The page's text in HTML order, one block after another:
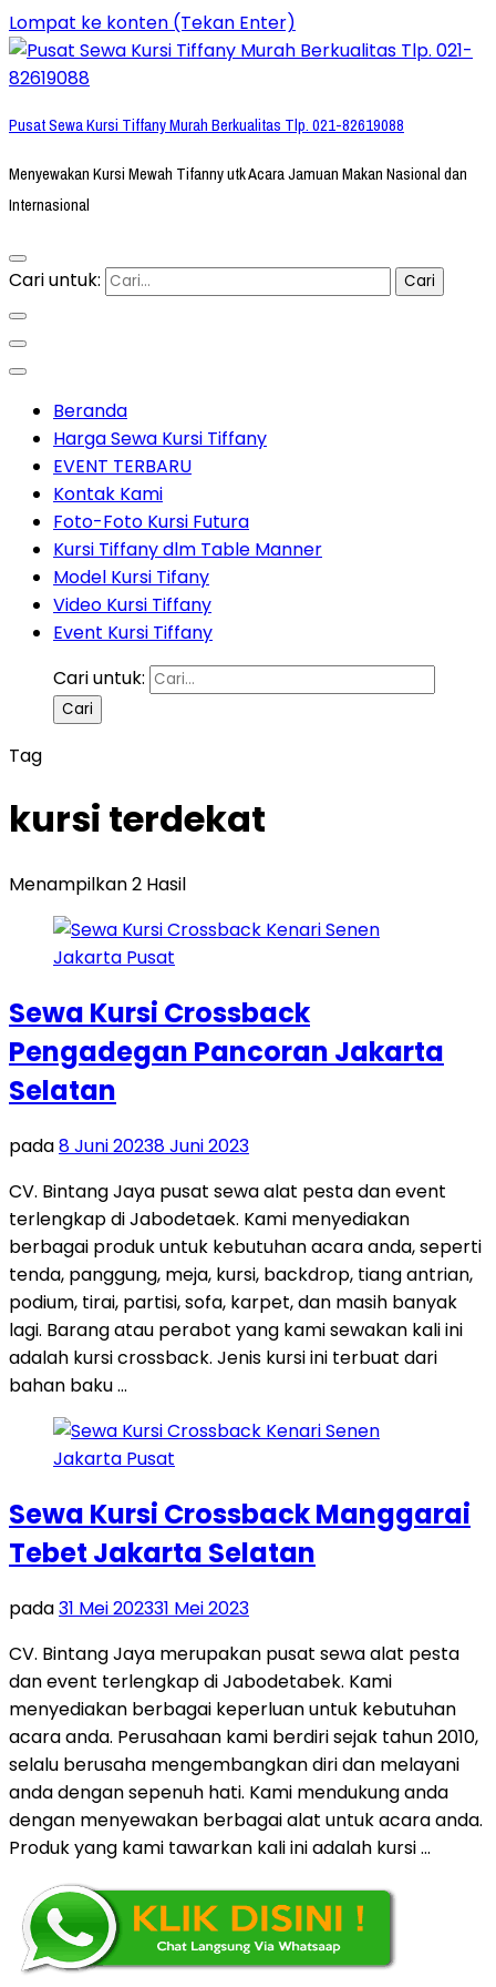
Lompat ke konten (Tekan Enter)
Pusat Sewa Kursi Tiffany Murah Berkualitas Tlp. 021-82619088
Menyewakan Kursi Mewah Tifanny utk Acara Jamuan Makan Nasional dan
Internasional
Cari untuk:
Beranda
Harga Sewa Kursi Tiffany
EVENT TERBARU
Kontak Kami
Foto-Foto Kursi Futura
Kursi Tiffany dlm Table Manner
Model Kursi Tifany
Video Kursi Tiffany
Event Kursi Tiffany
Cari untuk:
Tag
kursi terdekat
Menampilkan 2 Hasil
Sewa Kursi Crossback
Pengadegan Pancoran Jakarta
Selatan
pada8 Juni 20238 Juni 2023
CV. Bintang Jaya pusat sewa alat pesta dan event
terlengkap di Jabodetaek. Kami menyediakan
berbagai produk untuk kebutuhan acara anda, seperti
tenda, panggung, meja, kursi, backdrop, tiang antrian,
podium, tirai, partisi, sofa, karpet, dan masih banyak
lagi. Barang atau perabot yang kami sewakan kali ini
adalah kursi crossback. Jenis kursi ini terbuat dari
bahan baku …
Sewa Kursi Crossback Manggarai
Tebet Jakarta Selatan
pada31 Mei 202331 Mei 2023
CV. Bintang Jaya merupakan pusat sewa alat pesta
dan event terlengkap di Jabodetabek. Kami
menyediakan berbagai keperluan untuk kebutuhan
acara anda. Perusahaan kami berdiri sejak tahun 2010,
selalu berusaha mengembangkan diri dan melayani
anda dengan sepenuh hati. Kami mendukung anda
dengan menyewakan berbagai alat untuk acara anda.
Produk yang kami tawarkan kali ini adalah kursi …